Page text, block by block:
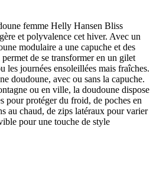
femme Helly Hansen Bliss
et polyvalence cet hiver. Avec un
modulaire a une capuche et des
de se transformer en un gilet
les journées ensoleillées mais fraîches.
doudoune, avec ou sans la capuche.
ou en ville, la doudoune dispose
pour protéger du froid, de poches en
au chaud, de zips latéraux pour varier
pour une touche de style